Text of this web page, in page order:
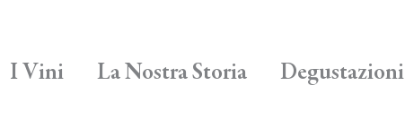
I Vini La Nostra Storia Degustazioni